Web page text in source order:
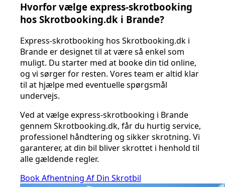
Hvorfor vælge express-skrotbooking
hos Skrotbooking.dk i Brande?
Express-skrotbooking hos Skrotbooking.dk i
Brande er designet til at være så enkel som
muligt. Du starter med at booke din tid online,
og vi sørger for resten. Vores team er altid klar
til at hjælpe med eventuelle spørgsmål
undervejs.
Ved at vælge express-skrotbooking i Brande
gennem Skrotbooking.dk, får du hurtig service,
professionel håndtering og sikker skrotning. Vi
garanterer, at din bil bliver skrottet i henhold til
alle gældende regler.
Book Afhentning Af Din Skrotbil